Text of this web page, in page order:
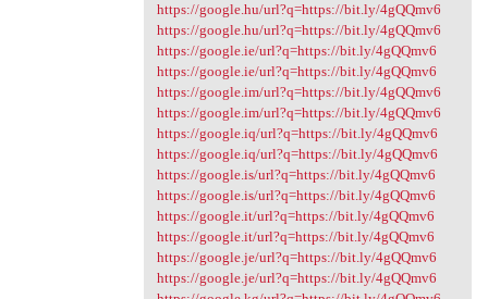
https://google.hu/url?q=https://bit.ly/4gQQmv6
https://google.hu/url?q=https://bit.ly/4gQQmv6
https://google.ie/url?q=https://bit.ly/4gQQmv6
https://google.ie/url?q=https://bit.ly/4gQQmv6
https://google.im/url?q=https://bit.ly/4gQQmv6
https://google.im/url?q=https://bit.ly/4gQQmv6
https://google.iq/url?q=https://bit.ly/4gQQmv6
https://google.iq/url?q=https://bit.ly/4gQQmv6
https://google.is/url?q=https://bit.ly/4gQQmv6
https://google.is/url?q=https://bit.ly/4gQQmv6
https://google.it/url?q=https://bit.ly/4gQQmv6
https://google.it/url?q=https://bit.ly/4gQQmv6
https://google.je/url?q=https://bit.ly/4gQQmv6
https://google.je/url?q=https://bit.ly/4gQQmv6